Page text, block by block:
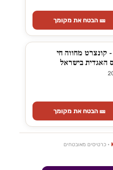
🎫 הבטח את מקומך
The Beatles legend - קונצרט מחווה חי
האגדית בישראל
🎫 הבטח את מקומך
· כרטיסים מאובטחים